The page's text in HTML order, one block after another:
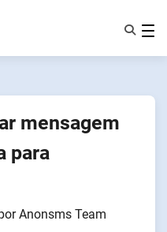
mensagem
para
Anonsms Team